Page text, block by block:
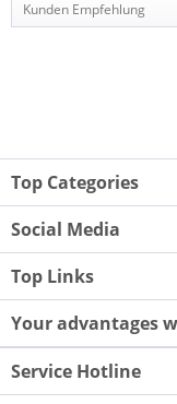
Top Categories
Social Media
Top Links
Your advantages
Service Hotline